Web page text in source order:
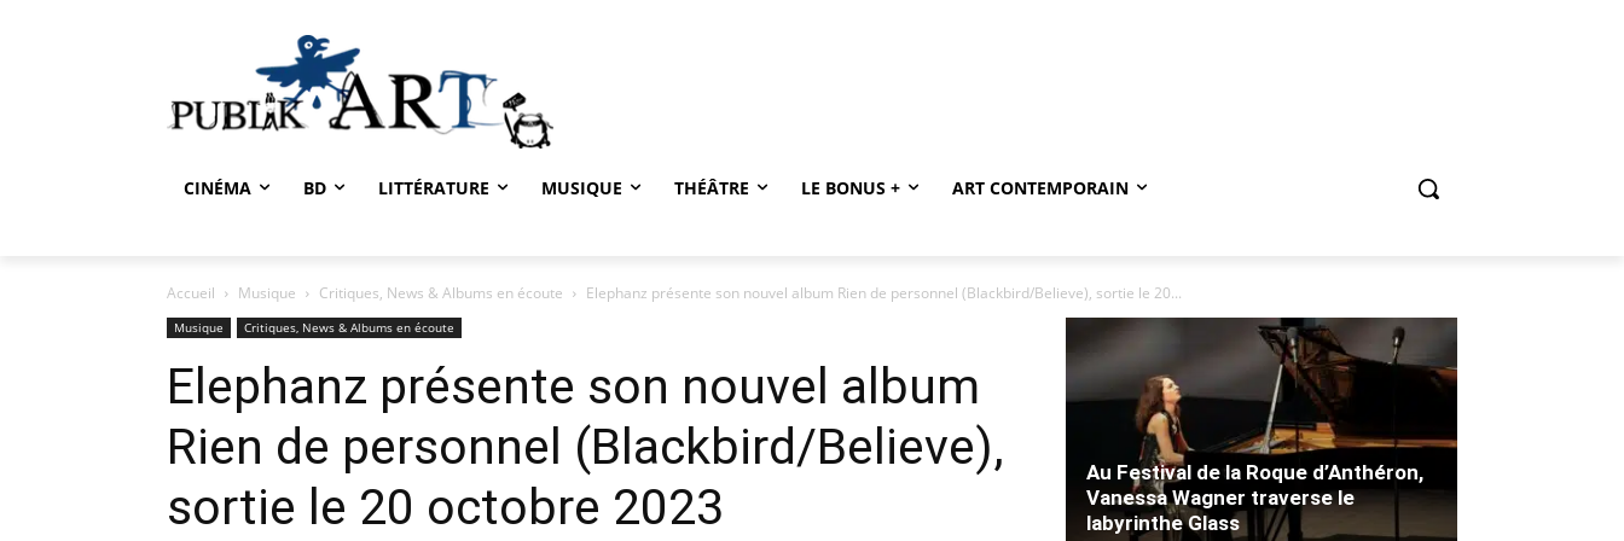
CINÉMA BD LITTÉRATURE MUSIQUE THÉÂTRE LE BONUS + ART CONTEMPORAIN
Accueil Musique Critiques, News & Albums en écoute Elephanz présente son nouvel album Rien de personnel (Blackbird/Believe), sortie le 20...
Musique Critiques, News & Albums en écoute
Elephanz présente son nouvel album
Rien de personnel (Blackbird/Believe),
sortie le 20 octobre 2023
Au Festival de la Roque d’Anthéron,
Vanessa Wagner traverse le
labyrinthe Glass